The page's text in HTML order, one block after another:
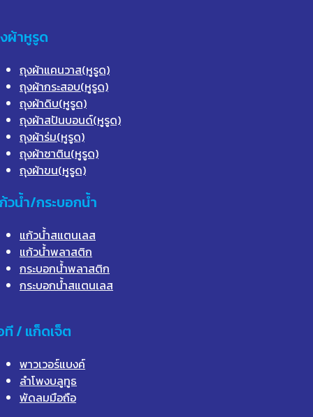
ผ้าหูรูด
ถุงผ้าแคนวาส(หูรูด)
ถุงผ้ากระสอบ(หูรูด)
ถุงผ้าดิบ(หูรูด)
ถุงผ้าสปันบอนด์(หูรูด)
ถุงผ้าร่ม(หูรูด)
ถุงผ้าซาติน(หูรูด)
ถุงผ้าขน(หูรูด)
วน้ำ/กระบอกน้ำ
แก้วน้ำสแตนเลส
แก้วน้ำพลาสติก
กระบอกน้ำพลาสติก
กระบอกน้ำสแตนเลส
ที / แก็ดเจ็ต
พาวเวอร์แบงค์
ลำโพงบลูทูธ
พัดลมมือถือ